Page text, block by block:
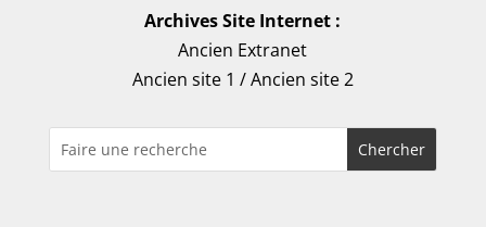
Archives Site Internet :
Ancien Extranet
Ancien site 1 /Ancien site 2